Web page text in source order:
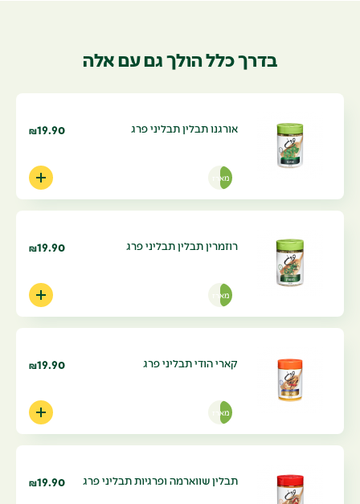
בדרך כלל הולך גם עם אלה
אורגנו תבלין תבליני פרג ₪19.90
מארז
רוזמרין תבלין תבליני פרג ₪19.90
מארז
קארי הודי תבליני פרג ₪19.90
מארז
תבלין שווארמה ופרגיות תבליני פרג ₪19.90